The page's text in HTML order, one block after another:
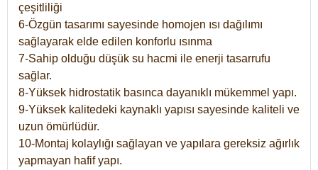
çeşitliliği
6-Özgün tasarımı sayesinde homojen ısı dağılımı
sağlayarak elde edilen konforlu ısınma
7-Sahip olduğu düşük su hacmi ile enerji tasarrufu
sağlar.
8-Yüksek hidrostatik basınca dayanıklı mükemmel yapı.
9-Yüksek kalitedeki kaynaklı yapısı sayesinde kaliteli ve
uzun ömürlüdür.
10-Montaj kolaylığı sağlayan ve yapılara gereksiz ağırlık
yapmayan hafif yapı.